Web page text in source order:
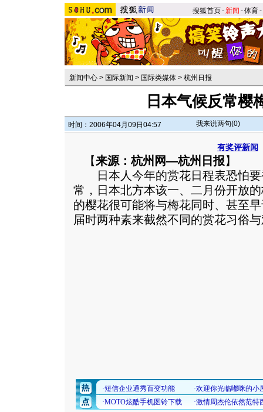
搜狐首页-新闻 -体育-
新闻中心 > 国际新闻 > 国际类媒体 > 杭州日报
日本气候反常樱
时间：2006年04月09日04:57 我来说两句(0)
有奖评新闻
【来源：杭州网—杭州日报】
日本人今年的赏花日程表恐怕要
常，日本北方本该一、二月份开放
的樱花很可能将与梅花同时、甚至
届时两种素来截然不同的赏花习俗